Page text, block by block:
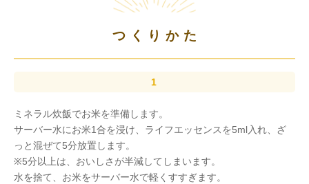
つくりかた
ミネラル炊飯でお米を準備します。
サーバー水にお米1合を浸け、ライフエッセンスを5ml入れ、ざ
っと混ぜて5分放置します。
※5分以上は、おいしさが半減してしまいます。
水を捨て、お米をサーバー水で軽くすすぎます。